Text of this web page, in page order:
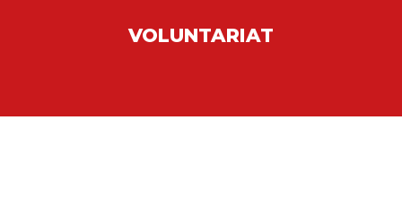
VOLUNTARIAT